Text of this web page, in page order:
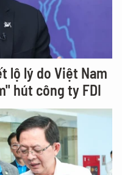
lộ lý do Việt Nam
hút công ty FDI